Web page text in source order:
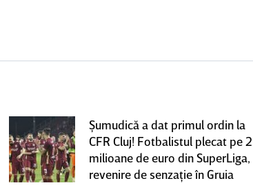
Şumudică a dat primul ordin la
CFR Cluj! Fotbalistul plecat pe 2
milioane de euro din SuperLiga,
revenire de senzaţie în Gruia